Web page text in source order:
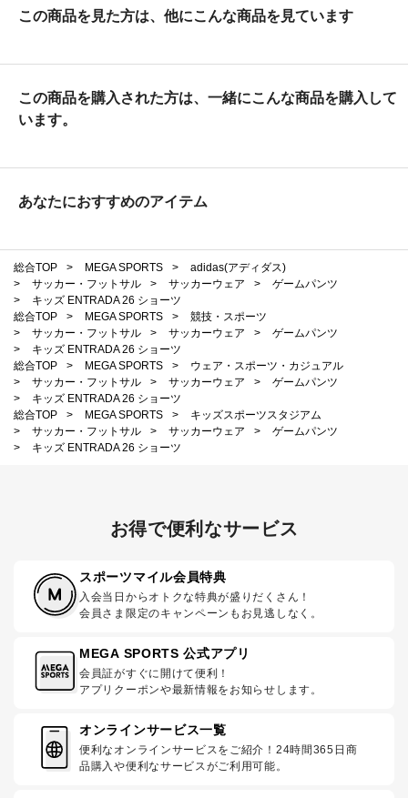
この商品を見た方は、他にこんな商品を見ています
この商品を購入された方は、一緒にこんな商品を購入して
います。
あなたにおすすめのアイテム
総合TOP > MEGA SPORTS >
adidas(アディダス)
>
サッカー・フットサル > サッカーウェア >
ゲームパンツ
>
キッズ ENTRADA 26 ショーツ
総合TOP
> MEGA SPORTS >
競技・スポーツ
>
サッカー・フットサル > サッカーウェア >
ゲームパンツ
>
キッズ ENTRADA 26 ショーツ
総合TOP
> MEGA SPORTS >
ウェア・スポーツ・カジュアル
>
サッカー・フットサル > サッカーウェア >
ゲームパンツ
>
キッズ ENTRADA 26 ショーツ
総合TOP
> MEGA SPORTS >
キッズスポーツスタジアム
>
サッカー・フットサル > サッカーウェア >
ゲームパンツ
>
キッズ ENTRADA 26 ショーツ
お得で便利なサービス
スポーツマイル会員特典
入会当日からオトクな特典が盛りだくさん！
会員さま限定のキャンペーンもお見逃しなく。
MEGA SPORTS 公式アプリ
会員証がすぐに開けて便利！
アプリクーポンや最新情報をお知らせします。
オンラインサービス一覧
便利なオンラインサービスをご紹介！24時間365日商
品購入や便利なサービスがご利用可能。